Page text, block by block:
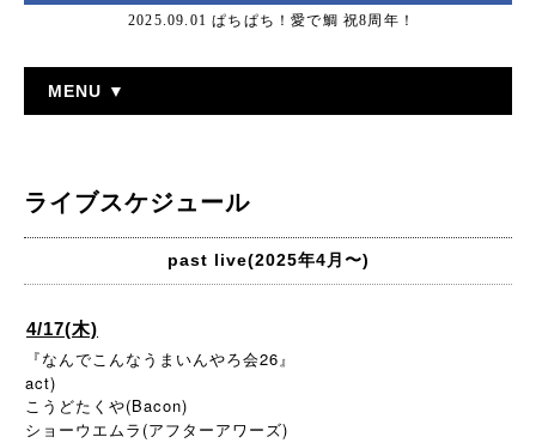
2025.09.01 ぱちぱち！愛で鯛 祝8周年！
MENU ▼
ライブスケジュール
past live(2025年4月〜)
4/17(木)
『なんでこんなうまいんやろ会26』
act)
こうどたくや(Bacon)
ショーウエムラ(アフターアワーズ)